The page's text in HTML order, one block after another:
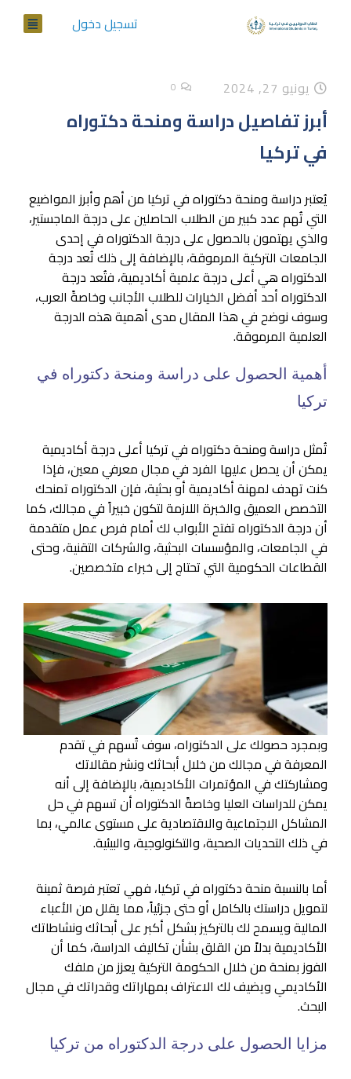
تسجيل دخول
يونيو 27, 2024 0
أبرز تفاصيل دراسة ومنحة دكتوراه
في تركيا
يُعتبر دراسة ومنحة دكتوراه في تركيا من أهم وأبرز المواضيع
التي تُهم عدد كبير من الطلاب الحاصلين على درجة الماجستير،
والذي يهتمون بالحصول على درجة الدكتوراه في إحدى
الجامعات التركية المرموقة، بالإضافة إلى ذلك تُعد درجة
الدكتوراه هي أعلى درجة علمية أكاديمية، فتُعد درجة
الدكتوراه أحد أفضل الخيارات للطلاب الأجانب وخاصةً العرب،
وسوف نوضح في هذا المقال مدى أهمية هذه الدرجة
العلمية المرموقة.
أهمية الحصول على دراسة ومنحة دكتوراه في
تركيا
تُمثل دراسة ومنحة دكتوراه في تركيا أعلى درجة أكاديمية
يمكن أن يحصل عليها الفرد في مجال معرفي معين، فإذا
كنت تهدف لمهنة أكاديمية أو بحثية، فإن الدكتوراه تمنحك
التخصص العميق والخبرة اللازمة لتكون خبيراً في مجالك، كما
أن درجة الدكتوراه تفتح الأبواب لك أمام فرص عمل متقدمة
في الجامعات، والمؤسسات البحثية، والشركات التقنية، وحتى
القطاعات الحكومية التي تحتاج إلى خبراء متخصصين.
وبمجرد حصولك على الدكتوراه، سوف تُسهم في تقدم
المعرفة في مجالك من خلال أبحاثك ونشر مقالاتك
ومشاركتك في المؤتمرات الأكاديمية، بالإضافة إلى أنه
يمكن للدراسات العليا وخاصةً الدكتوراه أن تسهم في حل
المشاكل الاجتماعية والاقتصادية على مستوى عالمي، بما
في ذلك التحديات الصحية، والتكنولوجية، والبيئية.
أما بالنسبة منحة دكتوراه في تركيا، فهي تعتبر فرصة ثمينة
لتمويل دراستك بالكامل أو حتى جزئياً، مما يقلل من الأعباء
المالية ويسمح لك بالتركيز بشكل أكبر على أبحاثك ونشاطاتك
الأكاديمية بدلاً من القلق بشأن تكاليف الدراسة، كما أن
الفوز بمنحة من خلال الحكومة التركية يعزز من ملفك
الأكاديمي ويضيف لك الاعتراف بمهاراتك وقدراتك في مجال
البحث.
مزايا الحصول على درجة الدكتوراه من تركيا